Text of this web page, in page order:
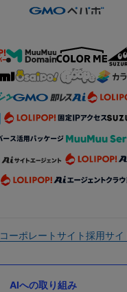
コーポレートサイト採用サイ
AIへの取り組み